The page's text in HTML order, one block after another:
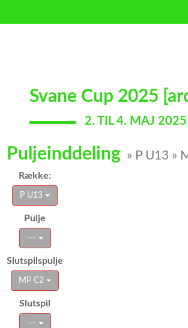
Svane Cup 2025
2. TIL 4. MAJ 2025
Puljeinddeling » P U13 »
Række:
P U13
Pulje
---
Slutspilspulje
MP C2
Slutspil
---